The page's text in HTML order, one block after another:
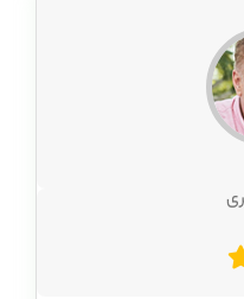
کمک می‌کند تا تلفظ
کنم. به لطف این
به زبان خارجی به طور
است.